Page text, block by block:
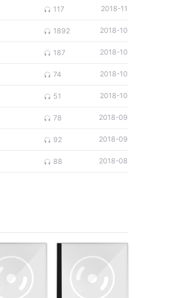
117 2018-11
1892 2018-10
187 2018-10
74 2018-10
51 2018-10
78 2018-09
92 2018-09
88 2018-08